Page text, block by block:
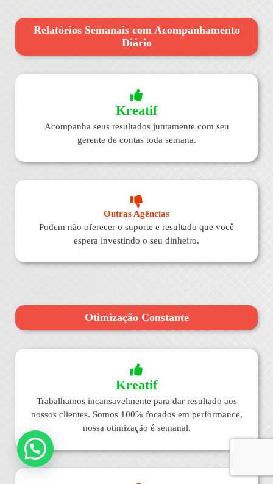
Relatórios Semanais com Acompanhamento
Diário
Kreatif
Acompanha seus resultados juntamente com seu
gerente de contas toda semana.
Outras Agências
Podem não oferecer o suporte e resultado que você
espera investindo o seu dinheiro.
Otimização Constante
Kreatif
Trabalhamos incansavelmente para dar resultado aos
nossos clientes. Somos 100% focados em performance,
nossa otimização é semanal.